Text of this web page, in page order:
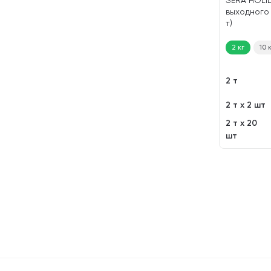
т)
2 кг 10
2 т
2 т х 2 шт
2 т х 20
шт